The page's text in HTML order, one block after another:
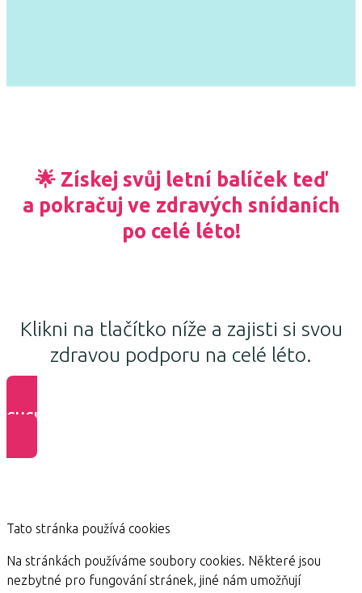
🌟 Získej svůj letní balíček teď
a pokračuj ve zdravých snídaních
po celé léto!
Klikni na tlačítko níže a zajisti si svou
zdravou podporu na celé léto.
CHCI LETNÍ BALÍČEK !
Tato stránka používá cookies
Na stránkách používáme soubory cookies. Některé jsou
nezbytné pro fungování stránek, jiné nám umožňují